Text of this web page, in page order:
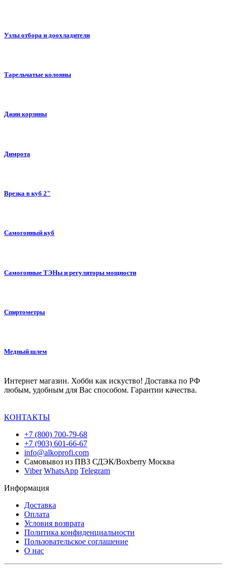
Узлы отбора и доохладители
Тарельчатые колонны
Джин корзины
Димрота
Врезка в куб 2"
Самогонный куб
Самогонные ТЭНы и регуляторы мощности
Спиртометры
Медный шлем
Интернет магазин. Хобби как искуство! Доставка по РФ
любым, удобным для Вас способом. Гарантии качества.
КОНТАКТЫ
+7 (800) 700-79-68
+7 (903) 601-66-67
info@alkoprofi.com
Самовывоз из ПВЗ СДЭК/Boxberry Москва
Viber WhatsApp Telegram
Информация
Доставка
Оплата
Условия возврата
Политика конфиденциальности
Пользовательское соглашение
О нас